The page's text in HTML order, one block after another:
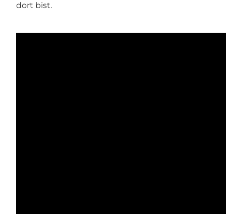
dort bist.